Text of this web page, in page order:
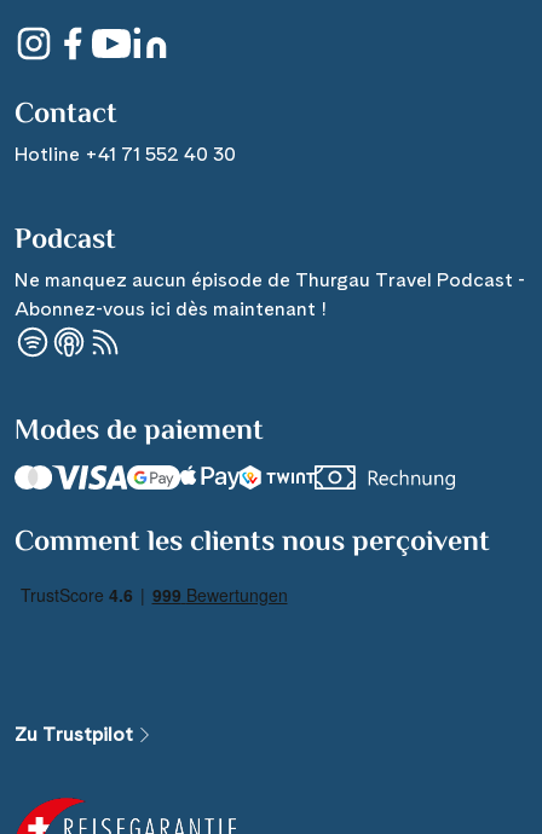
Contact
Hotline +41 71 552 40 30
Podcast
Ne manquez aucun épisode de Thurgau Travel Podcast -
Abonnez-vous ici dès maintenant !
Modes de paiement
Comment les clients nous perçoivent
Zu Trustpilot